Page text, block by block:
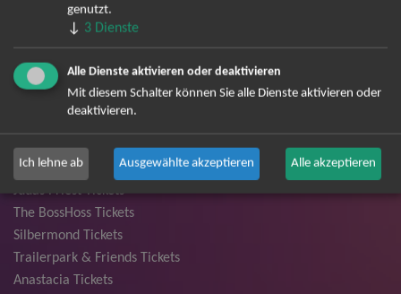
Howard Carpendale Tickets
Jan Delay & Disko No.1 Tickets
Bob Dylan Tickets
Mark Forster Tickets
Sarah Connor Tickets
Niedeckens BAP Tickets
Judas Priest Tickets
The BossHoss Tickets
Silbermond Tickets
Trailerpark & Friends Tickets
Anastacia Tickets
genutzt.
↓ 3 Dienste
Alle Dienste aktivieren oder deaktivieren
Mit diesem Schalter können Sie alle Dienste aktivieren oder
deaktivieren.
Ich lehne ab Ausgewählte akzeptieren Alle akzeptieren